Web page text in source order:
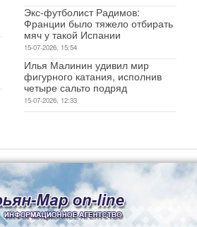
Экс-футболист Радимов:
Франции было тяжело отбирать
мяч у такой Испании
15-07-2026, 15:54
Илья Малинин удивил мир
фигурного катания, исполнив
четыре сальто подряд
15-07-2026, 12:33